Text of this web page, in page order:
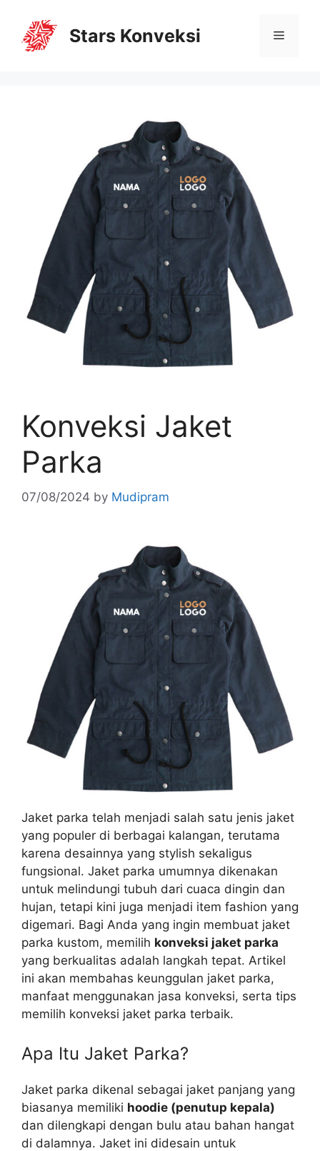
Stars Konveksi
Konveksi Jaket
Parka
07/08/2024 by Mudipram
Jaket parka telah menjadi salah satu jenis jaket
yang populer di berbagai kalangan, terutama
karena desainnya yang stylish sekaligus
fungsional. Jaket parka umumnya dikenakan
untuk melindungi tubuh dari cuaca dingin dan
hujan, tetapi kini juga menjadi item fashion yang
digemari. Bagi Anda yang ingin membuat jaket
parka kustom, memilih konveksi jaket parka
yang berkualitas adalah langkah tepat. Artikel
ini akan membahas keunggulan jaket parka,
manfaat menggunakan jasa konveksi, serta tips
memilih konveksi jaket parka terbaik.
Apa Itu Jaket Parka?
Jaket parka dikenal sebagai jaket panjang yang
biasanya memiliki hoodie (penutup kepala)
dan dilengkapi dengan bulu atau bahan hangat
di dalamnya. Jaket ini didesain untuk